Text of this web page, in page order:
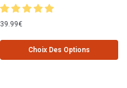
39.99€
Choix Des Options